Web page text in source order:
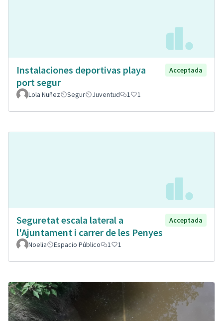
Instalaciones deportivas playa
port segur
Acceptada
Lola Nuñez Segur Juventud 1 1
Seguretat escala lateral a
l'Ajuntament i carrer de les Penyes
Acceptada
Noelia Espacio Público 1 1